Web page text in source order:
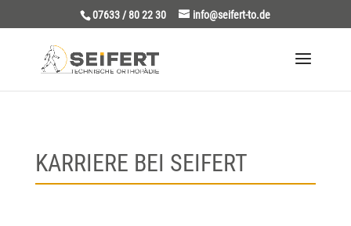
07633 / 80 22 30 info@seifert-to.de
KARRIERE BEI SEIFERT